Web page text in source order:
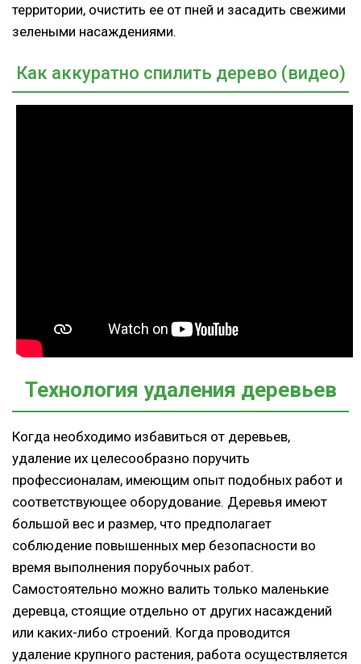
территории, очистить ее от пней и засадить свежими
зелеными насаждениями.
Как аккуратно спилить дерево (видео)
Технология удаления деревьев
Когда необходимо избавиться от деревьев,
удаление их целесообразно поручить
профессионалам, имеющим опыт подобных работ и
соответствующее оборудование. Деревья имеют
большой вес и размер, что предполагает
соблюдение повышенных мер безопасности во
время выполнения порубочных работ.
Самостоятельно можно валить только маленькие
деревца, стоящие отдельно от других насаждений
или каких-либо строений. Когда проводится
удаление крупного растения, работа осуществляется